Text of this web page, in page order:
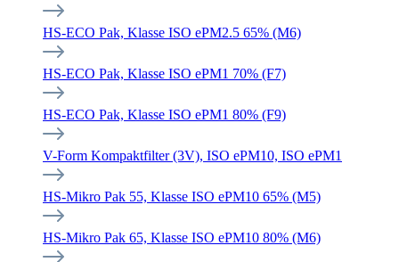
HS-ECO Pak, Klasse ISO ePM2.5 65% (M6)
HS-ECO Pak, Klasse ISO ePM1 70% (F7)
HS-ECO Pak, Klasse ISO ePM1 80% (F9)
V-Form Kompaktfilter (3V), ISO ePM10, ISO ePM1
HS-Mikro Pak 55, Klasse ISO ePM10 65% (M5)
HS-Mikro Pak 65, Klasse ISO ePM10 80% (M6)